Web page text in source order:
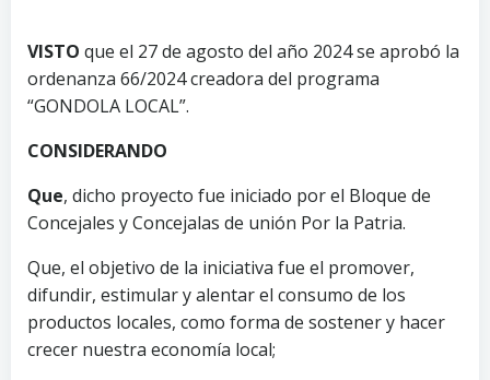
VISTO que el 27 de agosto del año 2024 se aprobó la
ordenanza 66/2024 creadora del programa
“GONDOLA LOCAL”.
CONSIDERANDO
Que, dicho proyecto fue iniciado por el Bloque de
Concejales y Concejalas de unión Por la Patria.
Que, el objetivo de la iniciativa fue el promover,
difundir, estimular y alentar el consumo de los
productos locales, como forma de sostener y hacer
crecer nuestra economía local;